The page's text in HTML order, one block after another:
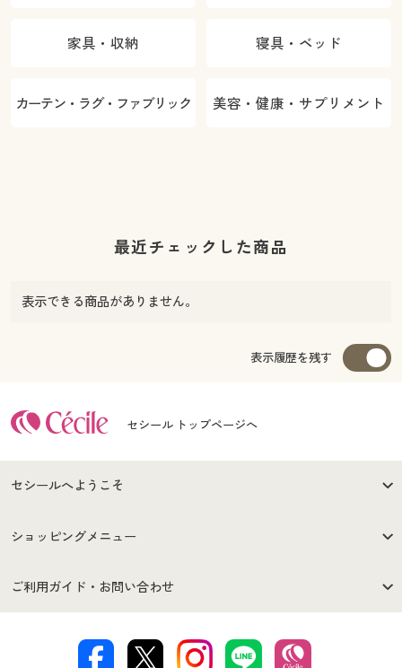
家具・収納 寝具・ベッド
カーテン・ラグ・ファブリック 美容・健康・サプリメント
最近チェックした商品
表示できる商品がありません。
表示履歴を残す
セシール トップページへ
セシールへようこそ
はじめての方へ
セシールご利用規約
ショッピングメニュー
商品カテゴリ
ご利用ガイド・お問い合わせ